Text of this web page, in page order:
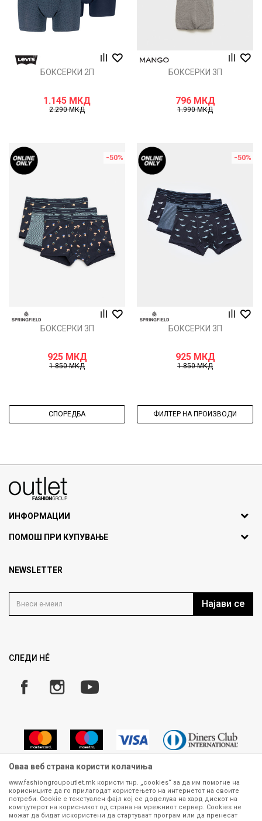
БОКСЕРКИ 2П
1.145 МКД
2.290МКД
БОКСЕРКИ 3П
796 МКД
1.990МКД
-50%
БОКСЕРКИ 3П
925 МКД
1.850МКД
-50%
БОКСЕРКИ 3П
925 МКД
1.850МКД
СПОРЕДБА ФИЛТЕР НА ПРОИЗВОДИ
ИНФОРМАЦИИ
За нас
Продавница
Кариера
ПОМОШ ПРИ КУПУВАЊЕ
Политика на приватност
Како да купите
Замена и рефундација на производи
Плаќање
NEWSLETTER
Најави се
СЛЕДИ НÉ
Сите информации околу производите кои се изложени на нашата
онлајн продавница се стремиме да бидат конкретни, точни и прецизни,
меѓутоа не можеме да гарантираме дека се без ниту една грешка или
Оваа веб страна користи колачиња
www.fashiongroupoutlet.mk користи тнр. „cookies“ за да им помогне на
корисниците да го прилагодат користењето на интернетот на своите
потреби. Cookie е текстуален фајл кој се доделува на хард дискот на
компјутерот на корисникот од страна на мрежниот сервер. Cookies не
можат да бидат искористени да стартуваат програм или да пренесат